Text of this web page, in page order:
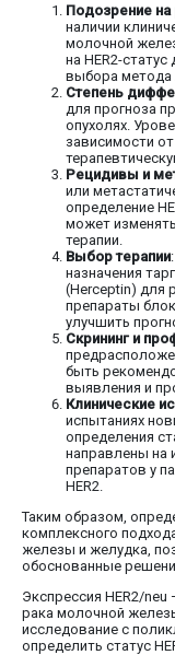
Подозрение
наличии
молочной
на HER2-
выбора метода
Степень
для прогноза
опухолях.
зависимости
Рецидивы и
или
определение
может
терапии.
Выбор терапии
назначения
(Herceptin) для
препараты
улучшить
Скрининг и
быть
выявления и
Клинические
испытаниях
определения
направлены на
препаратов у
HER2.
Таким образом,
комплексного
железы и желудка,
обоснованные
Экспрессия HER2/
рака молочной
исследование с
определить статус